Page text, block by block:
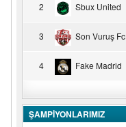
2 Sbux United
3 Son Vuruş Fc
4 Fake Madrid
ŞAMPİYONLARIMIZ